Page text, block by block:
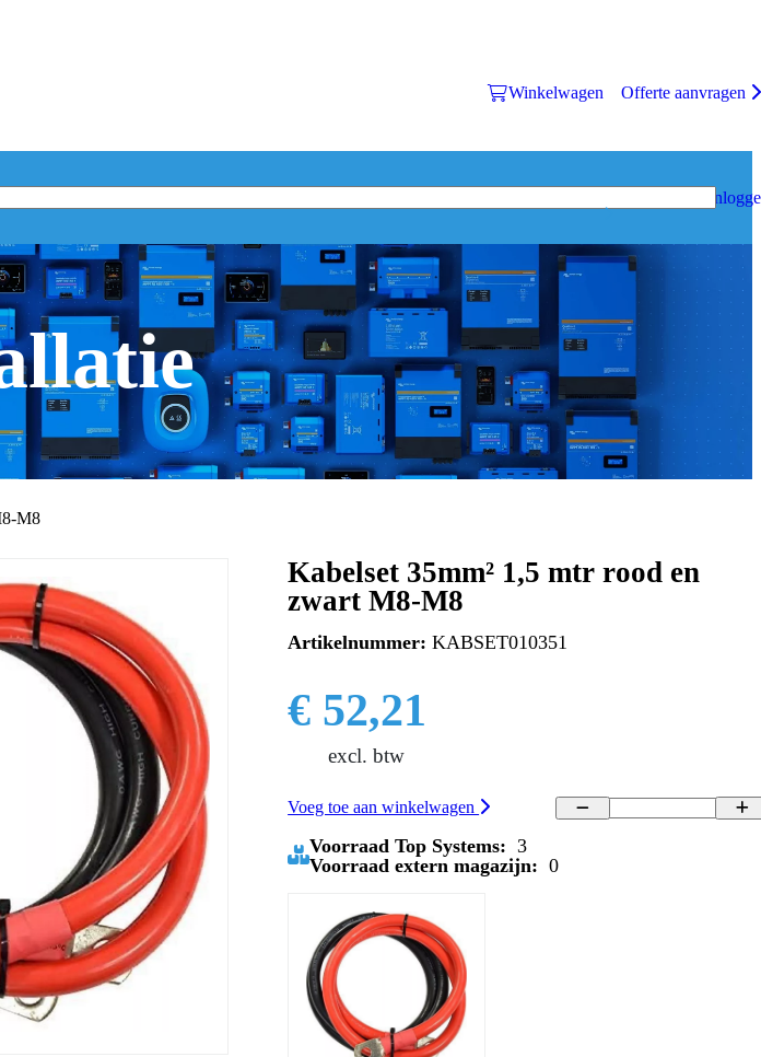
Winkelwagen Offerte aanvragen
M8
Kabelset 35mm² 1,5 mtr rood en
zwart M8-M8
Artikelnummer: KABSET010351
€ 52,21
excl. btw
Voeg toe aan winkelwagen
Voorraad Top Systems: 3
Voorraad extern magazijn: 0